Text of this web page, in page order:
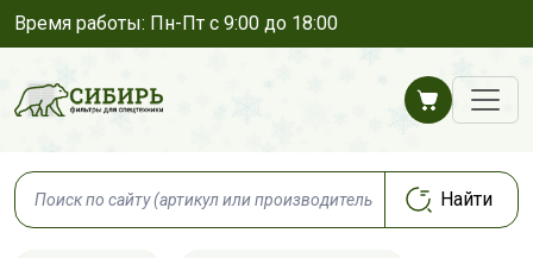
Время работы: Пн-Пт с 9:00 до 18:00